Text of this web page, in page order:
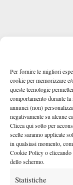
Per fornire le migliori
cookie per memorizzare
queste tecnologie
comportamento durante
annunci (non)
negativamente su alcune
Clicca qui sotto per
scelte saranno applicate
in qualsiasi momento,
Cookie Policy o cliccando
dello schermo.
Statistiche